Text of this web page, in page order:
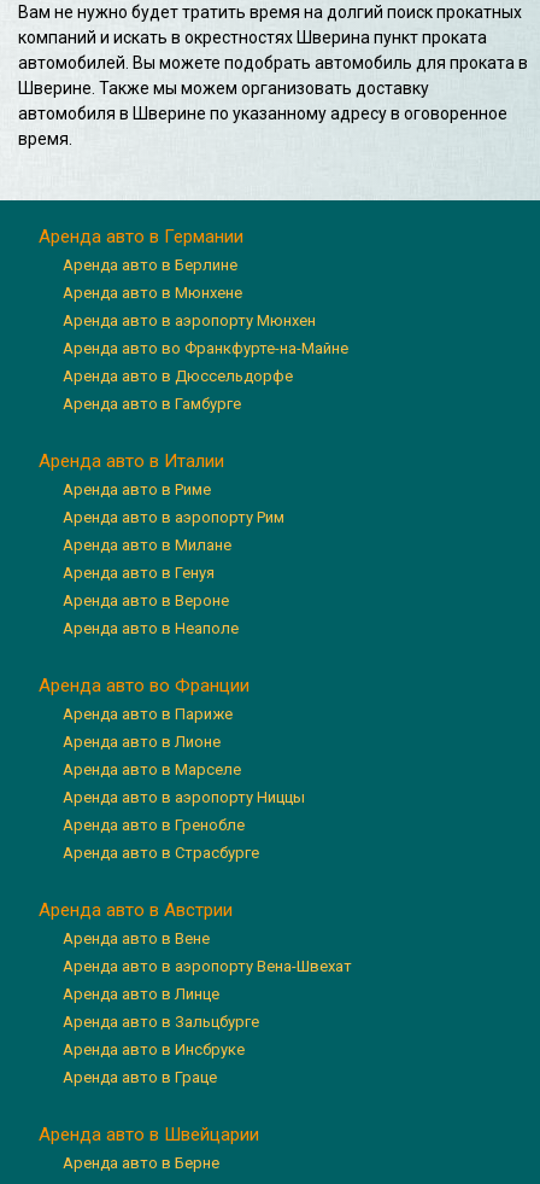
Вам не нужно будет тратить время на долгий поиск прокатных
компаний и искать в окрестностях Шверина пункт проката
автомобилей. Вы можете подобрать автомобиль для проката в
Шверине. Также мы можем организовать доставку
автомобиля в Шверине по указанному адресу в оговоренное
время.
Аренда авто в Германии
Аренда авто в Берлине
Аренда авто в Мюнхене
Аренда авто в аэропорту Мюнхен
Аренда авто во Франкфурте-на-Майне
Аренда авто в Дюссельдорфе
Аренда авто в Гамбурге
Аренда авто в Италии
Аренда авто в Риме
Аренда авто в аэропорту Рим
Аренда авто в Милане
Аренда авто в Генуя
Аренда авто в Вероне
Аренда авто в Неаполе
Аренда авто во Франции
Аренда авто в Париже
Аренда авто в Лионе
Аренда авто в Марселе
Аренда авто в аэропорту Ниццы
Аренда авто в Гренобле
Аренда авто в Страсбурге
Аренда авто в Австрии
Аренда авто в Вене
Аренда авто в аэропорту Вена-Швехат
Аренда авто в Линце
Аренда авто в Зальцбурге
Аренда авто в Инсбруке
Аренда авто в Граце
Аренда авто в Швейцарии
Аренда авто в Берне